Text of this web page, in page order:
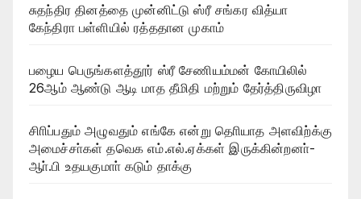
சுதந்திர தினத்தை முன்னிட்டு ஸ்ரீ சங்கர வித்யா
கேந்திரா பள்ளியில் ரத்ததான முகாம்
பழைய பெருங்களத்தூர் ஸ்ரீ சேணியம்மன் கோயிலில்
26ஆம் ஆண்டு ஆடி மாத தீமிதி மற்றும் தேர்த்திருவிழா
சிாிப்பதும் அழுவதும் எங்கே என்று தொியாத அளவிற்க்கு
அமைச்சா்கள் தவெக எம்.எல்.ஏக்கள் இருக்கின்றனா்-
ஆா்.பி உதயகுமாா் கடும் தாக்கு